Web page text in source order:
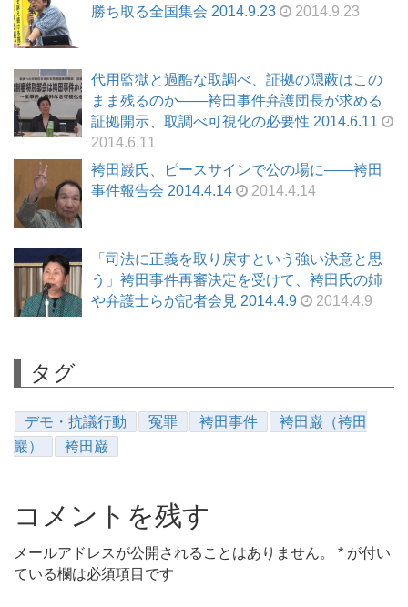
勝ち取る全国集会 2014.9.23
2014.9.23
代用監獄と過酷な取調べ、証拠の隠蔽はこの
まま残るのか――袴田事件弁護団長が求める
証拠開示、取調べ可視化の必要性 2014.6.11
2014.6.11
袴田巌氏、ピースサインで公の場に――袴田
事件報告会 2014.4.14
2014.4.14
「司法に正義を取り戻すという強い決意と思
う」袴田事件再審決定を受けて、袴田氏の姉
や弁護士らが記者会見 2014.4.9
2014.4.9
タグ
デモ・抗議行動 冤罪 袴田事件
袴田巌（袴田
巖）
袴田巌
コメントを残す
メールアドレスが公開されることはありません。 * が付い
ている欄は必須項目です